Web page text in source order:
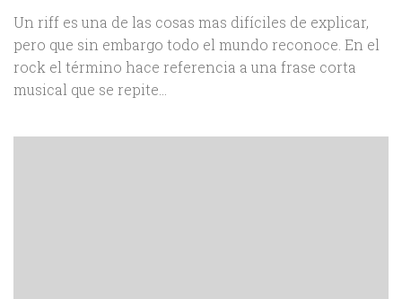
Un riff es una de las cosas mas difíciles de explicar,
pero que sin embargo todo el mundo reconoce. En el
rock el término hace referencia a una frase corta
musical que se repite...